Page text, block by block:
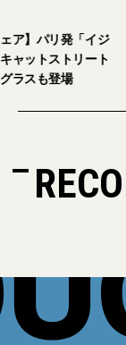
イウェア】パリ発「
店をキャットストリ
サングラスも登場